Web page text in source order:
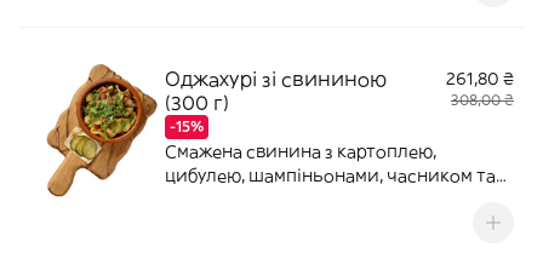
Оджахурі зі свининою
(300 г)
-15%
261,80 ₴
308,00 ₴
Смажена свинина з картоплею,
цибулею, шампіньонами, часником та